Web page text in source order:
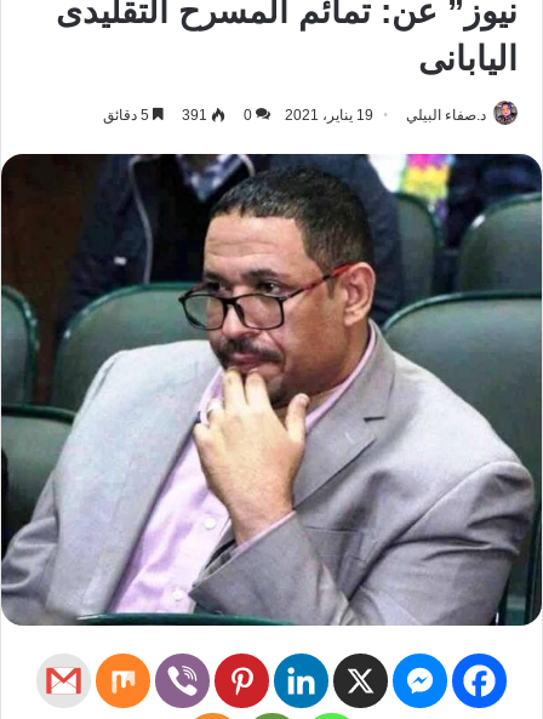
نيوز” عن: تمائم المسرح التقليدى
اليابانى
د.صفاء البيلي 19 يناير، 2021 0
391